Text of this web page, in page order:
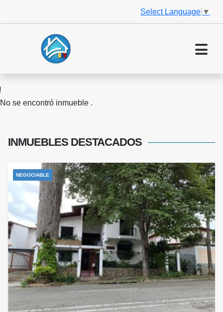
Select Language ▼
No se encontró inmueble .
INMUEBLES DESTACADOS
NEGOCIABLE